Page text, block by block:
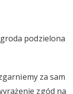
podzielona
za sam
zgód na